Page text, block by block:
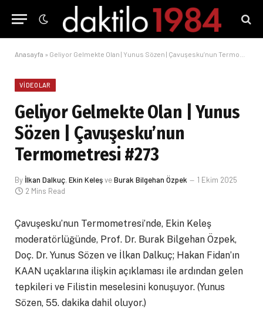
Anasayfa » Geliyor Gelmekte Olan | Yunus Sözen | Çavuşesku’nun Termometresi #273
VIDEOLAR
Geliyor Gelmekte Olan | Yunus
Sözen | Çavuşesku’nun
Termometresi #273
By İlkan Dalkuç, Ekin KeleşveBurak Bilgehan Özpek
1 Ekim 2025
2 Mins Read
Çavuşesku’nun Termometresi’nde, Ekin Keleş
moderatörlüğünde, Prof. Dr. Burak Bilgehan Özpek,
Doç. Dr. Yunus Sözen ve İlkan Dalkuç; Hakan Fidan’ın
KAAN uçaklarına ilişkin açıklaması ile ardından gelen
tepkileri ve Filistin meselesini konuşuyor. (Yunus
Sözen, 55. dakika dahil oluyor.)